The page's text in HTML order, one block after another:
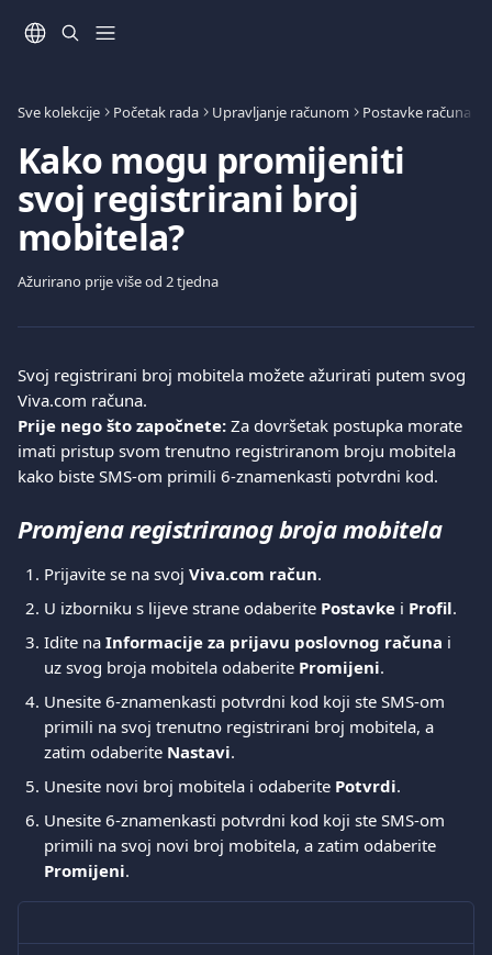
Sve kolekcije Početak rada Upravljanje računom Postavke računa
Kako mogu promijeniti
svoj registrirani broj
mobitela?
Ažurirano prije više od 2 tjedna
Svoj registrirani broj mobitela možete ažurirati putem svog
Viva.com računa.
Prije nego što započnete: Za dovršetak postupka morate
imati pristup svom trenutno registriranom broju mobitela
kako biste SMS-om primili 6-znamenkasti potvrdni kod.
Promjena registriranog broja mobitela
Prijavite se na svoj Viva.com račun.
U izborniku s lijeve strane odaberite Postavke i Profil.
Idite na Informacije za prijavu poslovnog računa i
uz svog broja mobitela odaberite Promijeni.
Unesite 6-znamenkasti potvrdni kod koji ste SMS-om
primili na svoj trenutno registrirani broj mobitela, a
zatim odaberite Nastavi.
Unesite novi broj mobitela i odaberite Potvrdi.
Unesite 6-znamenkasti potvrdni kod koji ste SMS-om
primili na svoj novi broj mobitela, a zatim odaberite
Promijeni.